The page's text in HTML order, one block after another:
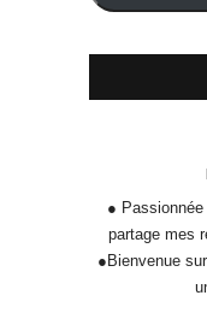
●
partage mes
●Bienvenue